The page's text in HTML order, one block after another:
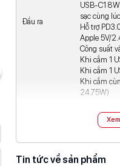
Đầu ra
USB-C1
sạc cùng
Hỗ trợ
Apple 5V/
Công suất
Khi cắm 1
Khi cắm 1
Khi cắm
24.75W)
Thiết kế & trọng lượng
Trọng lượng 39gram
Tin tức về sản phẩm